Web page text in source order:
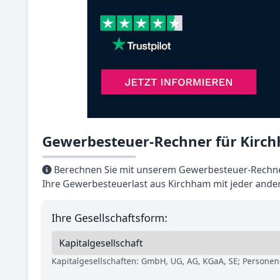
Gewerbesteuer-Rechner für
Berechnen Sie mit unserem Gewerbesteuer-
Ihre Gewerbesteuerlast aus Kirchham mit jeder
Ihre Gesellschaftsform:
Kapitalgesellschaften: GmbH, UG, AG, KGaA, SE;